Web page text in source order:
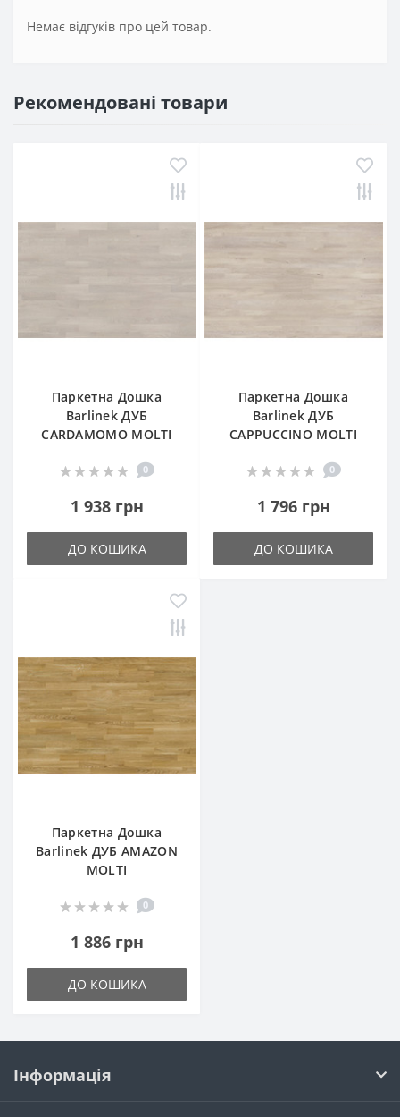
Немає відгуків про цей товар.
Рекомендовані товари
Паркетна Дошка
Barlinek ДУБ
CARDAMOMO MOLTI
0
1 938 грн
ДО КОШИКА
Паркетна Дошка
Barlinek ДУБ
CAPPUCCINO MOLTI
0
1 796 грн
ДО КОШИКА
Паркетна Дошка
Barlinek ДУБ AMAZON
MOLTI
0
1 886 грн
ДО КОШИКА
Інформація